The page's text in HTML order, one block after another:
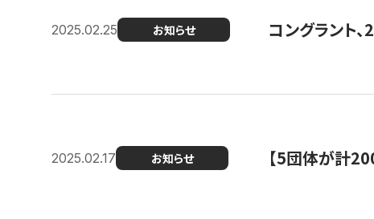
2025.02.25 お知らせ コングラント
2025.02.17 お知らせ 【5団体が計